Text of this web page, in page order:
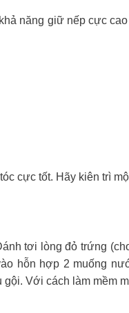
năng giữ nếp cực
cực tốt. Hãy kiên trì
tơi lòng đỏ trứng
hỗn hợp 2 muống
Với cách làm mềm